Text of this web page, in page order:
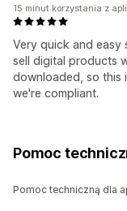
Very quick and easy
sell digital products
downloaded, so this
we're compliant.
15 minut korzystania z
Pomoc
Pomoc techniczną dla